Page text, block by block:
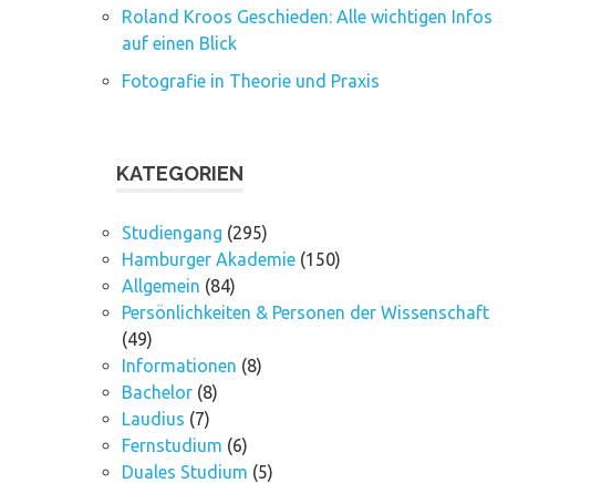
Roland Kroos Geschieden: Alle wichtigen Infos
auf einen Blick
Fotografie in Theorie und Praxis
KATEGORIEN
Studiengang (295)
Hamburger Akademie (150)
Allgemein (84)
Persönlichkeiten & Personen der Wissenschaft
(49)
Informationen (8)
Bachelor (8)
Laudius (7)
Fernstudium (6)
Duales Studium (5)